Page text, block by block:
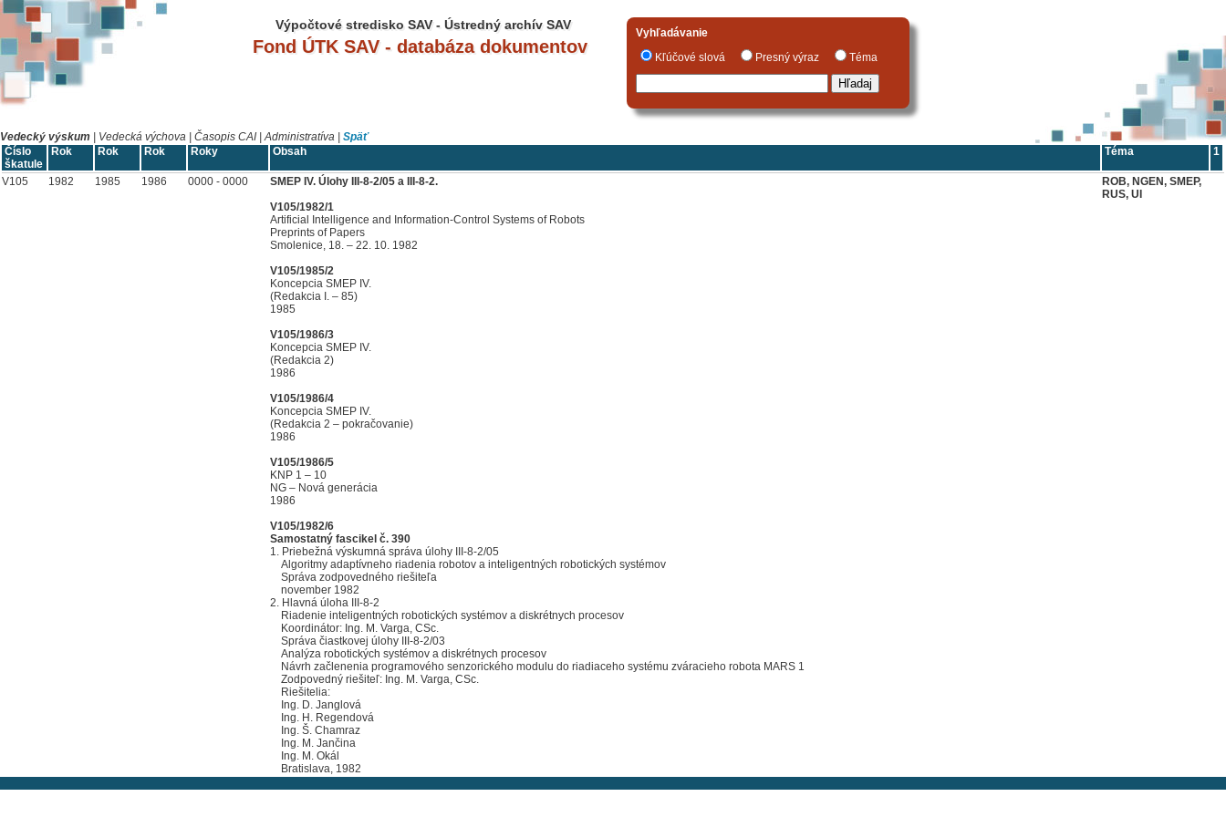
Výpočtové stredisko SAV - Ústredný archív SAV
Fond ÚTK SAV - databáza dokumentov
Vyhľadávanie
Kľúčové slová
Presný výraz Téma
Vedecký výskum Vedecká výchova Časopis CAI |Administratíva
Späť
Číslo
škatule
Rok Rok Rok Roky Obsah Téma 1
V105 1982 1985 1986 0000 - 0000
SMEP IV. Úlohy III-8-2/05 a III-8-2.
V105/1982/1
Artificial Intelligence and Information-Control Systems of Robots
Preprints of Papers
Smolenice, 18. – 22. 10. 1982
V105/1985/2
Koncepcia SMEP IV.
(Redakcia I. – 85)
1985
V105/1986/3
Koncepcia SMEP IV.
(Redakcia 2)
1986
V105/1986/4
Koncepcia SMEP IV.
(Redakcia 2 – pokračovanie)
1986
V105/1986/5
KNP 1 – 10
NG – Nová generácia
1986
V105/1982/6
Samostatný fascikel č. 390
1. Priebežná výskumná správa úlohy III-8-2/05
Algoritmy adaptívneho riadenia robotov a inteligentných robotických systémov
Správa zodpovedného riešiteľa
november 1982
2. Hlavná úloha III-8-2
Riadenie inteligentných robotických systémov a diskrétnych procesov
Koordinátor: Ing. M. Varga, CSc.
Správa čiastkovej úlohy III-8-2/03
Analýza robotických systémov a diskrétnych procesov
Návrh začlenenia programového senzorického modulu do riadiaceho systému zváracieho robota MARS 1
Zodpovedný riešiteľ: Ing. M. Varga, CSc.
Riešitelia:
Ing. D. Janglová
Ing. H. Regendová
Ing. Š. Chamraz
Ing. M. Jančina
Ing. M. Okál
Bratislava, 1982
ROB, NGEN, SMEP,
RUS, UI